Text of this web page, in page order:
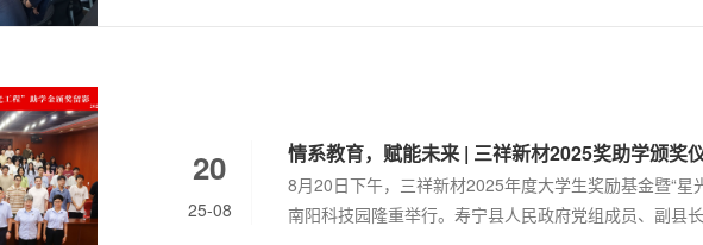
20
25-08
情系教育，赋能未来 | 三祥新材2025奖助学颁奖
8月20日下午，三祥新材2025年度大学生奖励基金暨“星
南阳科技园隆重举行。寿宁县人民政府党组成员、副县